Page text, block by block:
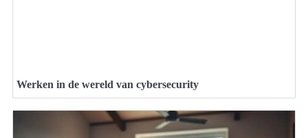
Werken in de wereld van cybersecurity